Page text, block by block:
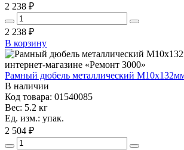
2 238 ₽
2 238 ₽
В корзину
Рамный дюбель металлический
В наличии
Код товара: 01540085
Вес: 5.2 кг
Ед. изм.: упак.
2 504 ₽